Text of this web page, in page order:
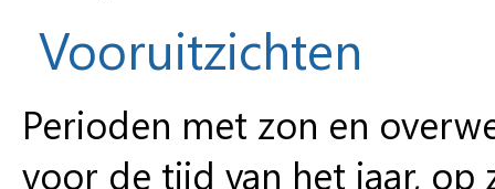
Vooruitzichten
Perioden met zon en
voor de tijd van het jaar,